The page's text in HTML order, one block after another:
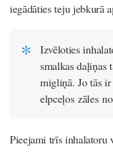
iegādāties teju jebkurā
Izvēloties
smalkas daļiņas
migliņā. Jo tās
elpceļos zāles
Pieejami trīs inhalatoru